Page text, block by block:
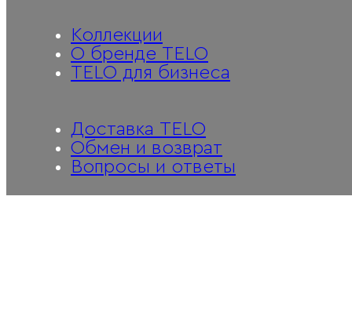
Коллекции
О бренде TELO
TELO для бизнеса
Доставка TELO
Обмен и возврат
Вопросы и ответы